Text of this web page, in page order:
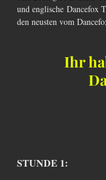
und englische Dancefox
den neusten vom
Ihr
STUNDE 1: